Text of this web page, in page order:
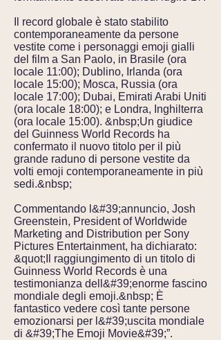
Il record globale è stato stabilito
contemporaneamente da persone
vestite come i personaggi emoji gialli
del film a San Paolo, in Brasile (ora
locale 11:00); Dublino, Irlanda (ora
locale 15:00); Mosca, Russia (ora
locale 17:00); Dubai, Emirati Arabi Uniti
(ora locale 18:00); e Londra, Inghilterra
(ora locale 15:00). &nbsp;Un giudice
del Guinness World Records ha
confermato il nuovo titolo per il più
grande raduno di persone vestite da
volti emoji contemporaneamente in più
sedi.&nbsp;
Commentando l&#39;annuncio, Josh
Greenstein, President of Worldwide
Marketing and Distribution per Sony
Pictures Entertainment, ha dichiarato:
&quot;Il raggiungimento di un titolo di
Guinness World Records è una
testimonianza dell&#39;enorme fascino
mondiale degli emoji.&nbsp; È
fantastico vedere così tante persone
emozionarsi per l&#39;uscita mondiale
di &#39;The Emoji Movie&#39;”.